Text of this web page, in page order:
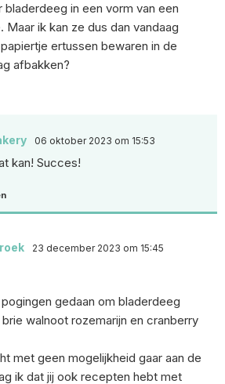
in een vorm van een
Maar ik kan ze dus dan vandaag
ertussen bewaren in de
afbakken?
06 oktober 2023 om 15:53
kan! Succes!
23 december 2023 om 15:45
gedaan om bladerdeeg
walnoot rozemarijn en cranberry
met geen mogelijkheid gaar aan de
ik dat jij ook recepten hebt met